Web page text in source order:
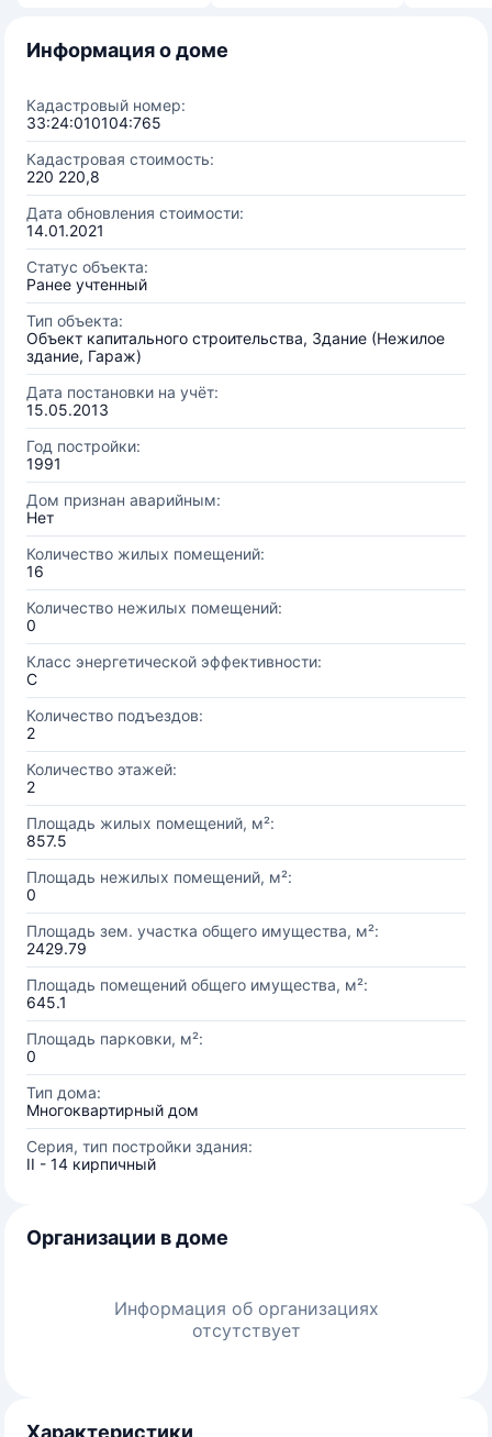
Информация о доме
Кадастровый номер:
33:24:010104:765
Кадастровая стоимость:
220 220,8
Дата обновления стоимости:
14.01.2021
Статус объекта:
Ранее учтенный
Тип объекта:
Объект капитального строительства, Здание (Нежилое
здание, Гараж)
Дата постановки на учёт:
15.05.2013
Год постройки:
1991
Дом признан аварийным:
Нет
Количество жилых помещений:
16
Количество нежилых помещений:
0
Класс энергетической эффективности:
C
Количество подъездов:
2
Количество этажей:
2
Площадь жилых помещений, м²:
857.5
Площадь нежилых помещений, м²:
0
Площадь зем. участка общего имущества, м²:
2429.79
Площадь помещений общего имущества, м²:
645.1
Площадь парковки, м²:
0
Тип дома:
Многоквартирный дом
Серия, тип постройки здания:
II - 14 кирпичный
Организации в доме
Информация об организациях
отсутствует
Характеристики